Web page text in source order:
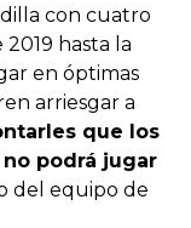
con cuatro
hasta la
en óptimas
arriesgar a
que los
podrá jugar
del equipo de